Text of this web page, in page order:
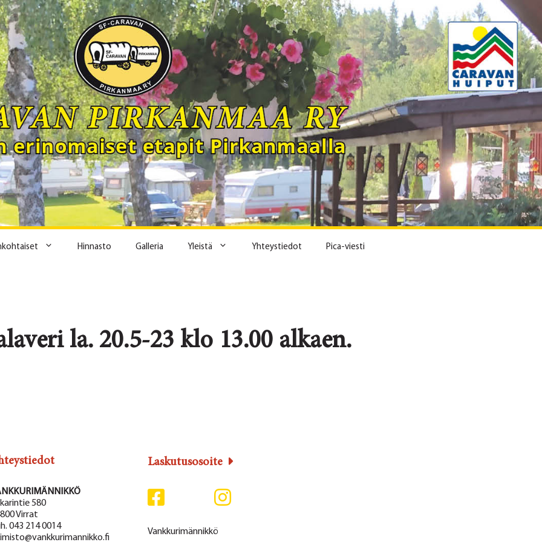
Hinnasto Galleria Yleistä Yhteystiedot Pica-viesti
la. 20.5-23 klo 13.00 alkaen.
580
Virrat
043 214 0014
Laskutusosoite
Vankkurimännikkö